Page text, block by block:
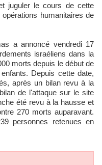
juguler le cours de cette
humanitaires de
a annoncé vendredi 17
israéliens dans la
morts depuis le début de
Depuis cette date,
après un bilan revu à la
de l'attaque sur le site
été revu à la hausse et
270 morts auparavant.
personnes retenues en